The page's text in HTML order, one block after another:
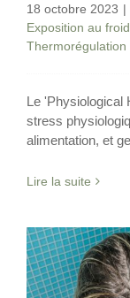
18 octobre 2023 |
Exposition au froid
Thermorégulation
Le 'Physiological
stress
alimentation, et
Lire la suite